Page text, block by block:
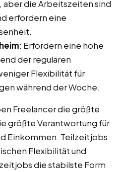
aber die Arbeitszeiten sind
erfordern eine
: Erfordern eine hohe
der regulären
Flexibilität für
während der Woche.
Freelancer die größte
größte Verantwortung für
Einkommen. Teilzeitjobs
Flexibilität und
die stabilste Form